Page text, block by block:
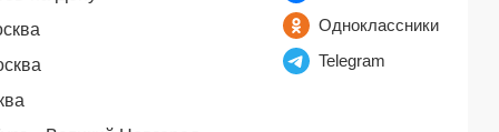
Одноклассники
Telegram